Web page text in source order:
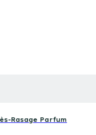
Rasage Parfum